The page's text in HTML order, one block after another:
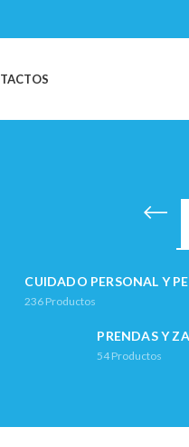
CUIDADO PERSONAL Y
236 Productos
PRENDAS Y
54Productos